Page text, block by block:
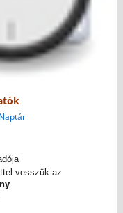
Naptár
vesszük az